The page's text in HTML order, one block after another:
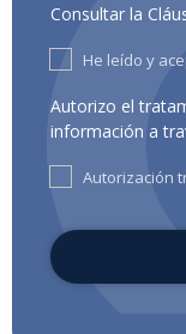
Consultar la
He leído y
Autorizo el
información a
Autorización